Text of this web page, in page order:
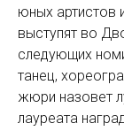
юных артистов
выступят во
следующих
танец,
жюри назовет
лауреата